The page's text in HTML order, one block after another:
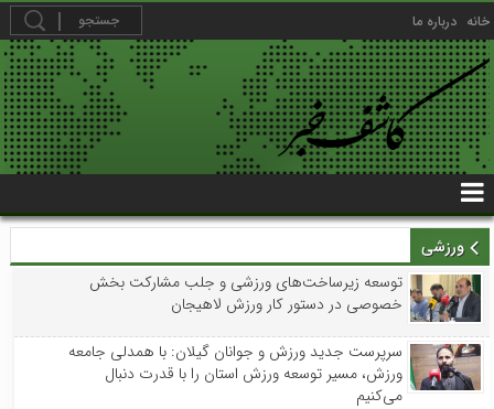
خانه درباره ما
ورزشی
توسعه زیرساخت‌های ورزشی و جلب مشارکت بخش
خصوصی در دستور کار ورزش لاهیجان
سرپرست جدید ورزش و جوانان گیلان: با همدلی جامعه
ورزش، مسیر توسعه ورزش استان را با قدرت دنبال
می‌کنیم